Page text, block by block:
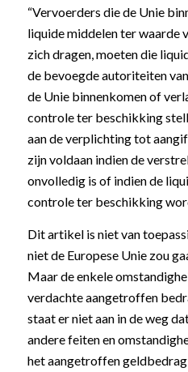
“Vervoerders die de Unie
liquide middelen ter waarde
zich dragen, moeten die
de bevoegde autoriteiten
de Unie binnenkomen of
controle ter beschikking
aan de verplichting tot
zijn voldaan indien de
onvolledig is of indien de
controle ter beschikking
Dit artikel is niet van
niet de Europese Unie zou
Maar de enkele
verdachte aangetroffen
staat er niet aan in de weg
andere feiten en
het aangetroffen